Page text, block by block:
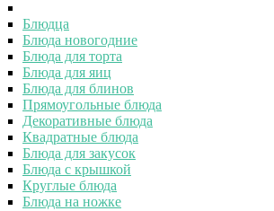
Блюдца
Блюда новогодние
Блюда для торта
Блюда для яиц
Блюда для блинов
Прямоугольные блюда
Декоративные блюда
Квадратные блюда
Блюда для закусок
Блюда с крышкой
Круглые блюда
Блюда на ножке